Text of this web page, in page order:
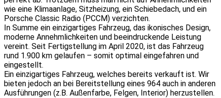
wie eine Klimaanlage, Sitzheizung, ein Schiebedach, und ein
Porsche Classic Radio (PCCM) verzichten.
In Summe ein einzigartiges Fahrzeug, das ikonisches Design,
moderne Annehmlichkeiten und beeindruckende Leistung
vereint. Seit Fertigstellung im April 2020, ist das Fahrzeug
rund 1.900 km gelaufen – somit optimal eingefahren und
eingestellt.
Ein einzigartiges Fahrzeug, welches bereits verkauft ist. Wir
bieten jedoch an bei Bereitstellung eines 964 auch in anderen
Ausführungen (z.B. Außenfarbe, Felgen, Interior) herzustellen.